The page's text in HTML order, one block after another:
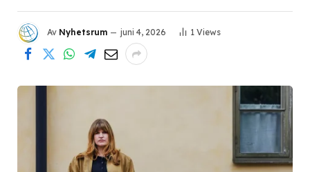
Av Nyhetsrum juni 4, 2026 1 Views